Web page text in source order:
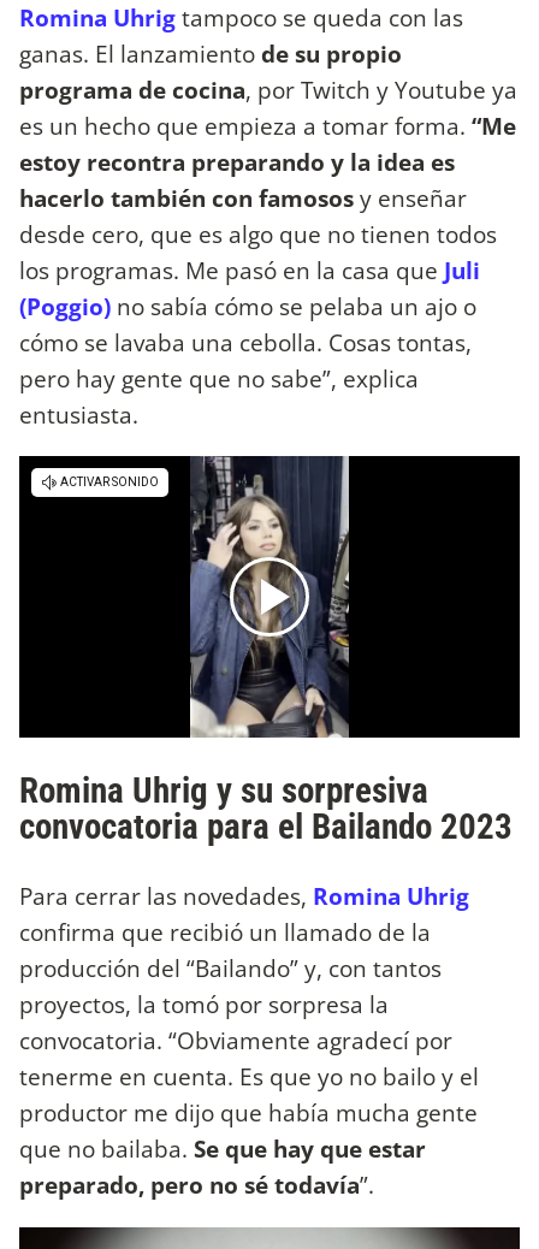
Romina Uhrigtampoco se queda con las
ganas. El lanzamientode su propio
programa de cocina, por Twitch y Youtube ya
es un hecho que empieza a tomar forma. “Me
estoy recontra preparando y la idea es
hacerlo también con famososy enseñar
desde cero, que es algo que no tienen todos
los programas. Me pasó en la casa que Juli
(Poggio) no sabía cómo se pelaba un ajo o
cómo se lavaba una cebolla. Cosas tontas,
pero hay gente que no sabe”, explica
entusiasta.
Romina Uhrig y su sorpresiva
convocatoria para el Bailando 2023
Para cerrar las novedades, Romina Uhrig
confirma que recibió un llamado de la
producción del “Bailando” y, con tantos
proyectos, la tomó por sorpresa la
convocatoria. “Obviamente agradecí por
tenerme en cuenta. Es que yo no bailo y el
productor me dijo que había mucha gente
que no bailaba. Se que hay que estar
preparado, pero no sé todavía”.